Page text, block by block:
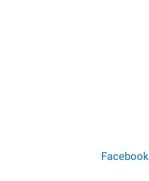
Facebook